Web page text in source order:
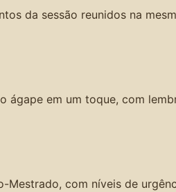
da sessão reunidos na
ágape em um toque, com
Mestrado, com níveis de